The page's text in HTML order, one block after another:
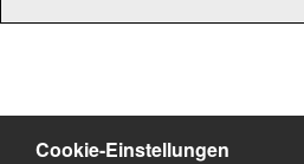
Cookie-Einstellungen